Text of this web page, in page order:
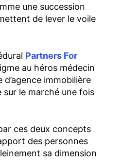
une succession
de lever le voile
Partners For
au héros médecin
immobilière
le marché une fois
ces deux concepts
des personnes
sa dimension